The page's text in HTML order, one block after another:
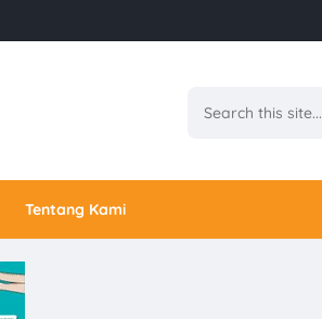
Tentang Kami